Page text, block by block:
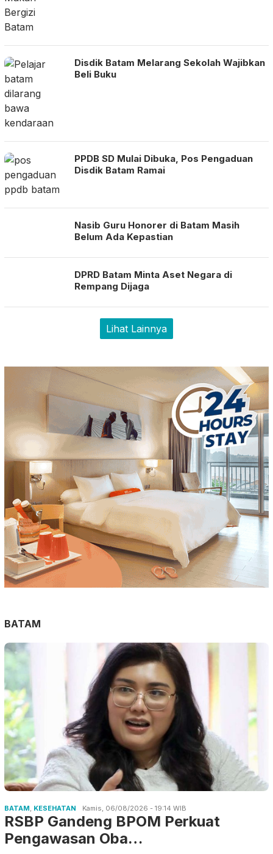
Disdik Batam Melarang Sekolah Wajibkan
Beli Buku
PPDB SD Mulai Dibuka, Pos Pengaduan
Disdik Batam Ramai
Nasib Guru Honorer di Batam Masih
Belum Ada Kepastian
DPRD Batam Minta Aset Negara di
Rempang Dijaga
Lihat Lainnya
BATAM
BATAM, KESEHATAN Kamis, 06/08/2026 - 19:14 WIB
RSBP Gandeng BPOM Perkuat
Pengawasan Oba…